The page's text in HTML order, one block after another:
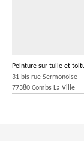
Peinture sur tuile et
31 bis rue Sermonoise
77380 Combs La Ville